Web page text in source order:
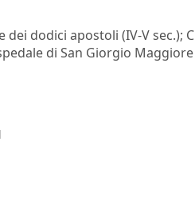
dei dodici apostoli (IV-V sec.);
di San Giorgio Maggiore